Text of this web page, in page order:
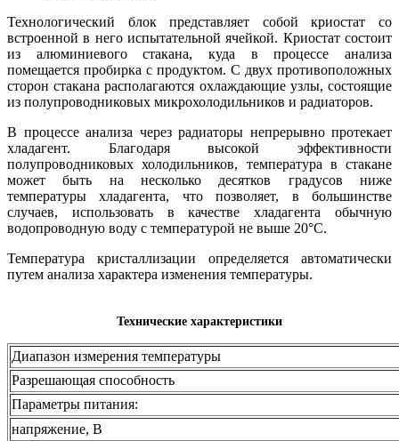
Технологический блок представляет собой криостат со
встроенной в него испытательной ячейкой. Криостат состоит
из алюминиевого стакана, куда в процессе анализа
помещается пробирка с продуктом. С двух противоположных
сторон стакана располагаются охлаждающие узлы, состоящие
из полупроводниковых микрохолодильников и радиаторов.
В процессе анализа через радиаторы непрерывно протекает
хладагент. Благодаря высокой эффективности
полупроводниковых холодильников, температура в стакане
может быть на несколько десятков градусов ниже
температуры хладагента, что позволяет, в большинстве
случаев, использовать в качестве хладагента обычную
водопроводную воду с температурой не выше 20°С.
Температура кристаллизации определяется автоматически
путем анализа характера изменения температуры.
Технические характеристики
Диапазон измерения температуры
Разрешающая способность
Параметры питания:
напряжение, В